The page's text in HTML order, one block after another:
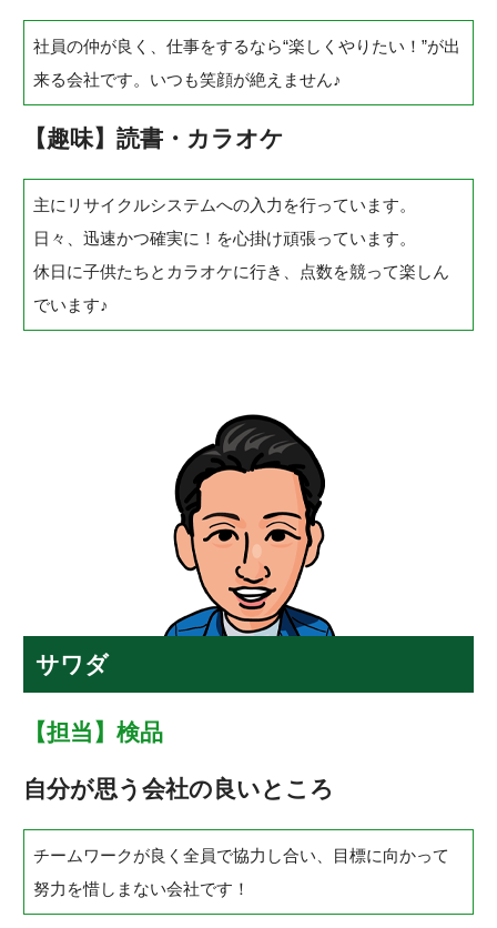
社員の仲が良く、仕事をするなら“楽しくやりたい！”が出
来る会社です。いつも笑顔が絶えません♪
【趣味】読書・カラオケ
主にリサイクルシステムへの入力を行っています。
日々、迅速かつ確実に！を心掛け頑張っています。
休日に子供たちとカラオケに行き、点数を競って楽しん
でいます♪
サワダ
【担当】検品
自分が思う会社の良いところ
チームワークが良く全員で協力し合い、目標に向かって
努力を惜しまない会社です！